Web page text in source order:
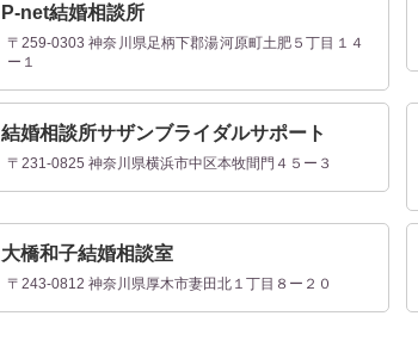
P‐net結婚相談所
〒259-0303 神奈川県足柄下郡湯河原町土肥５丁目１４
ー１
結婚相談所サザンブライダルサポート
〒231-0825 神奈川県横浜市中区本牧間門４５ー３
大橋和子結婚相談室
〒243-0812 神奈川県厚木市妻田北１丁目８ー２０